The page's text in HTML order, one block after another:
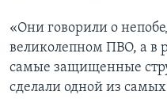
«Они говорили о
великолепном ПВО, а в
самые защищенные
сделали одной из